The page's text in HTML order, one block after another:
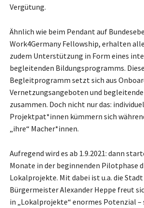
Vergütung.
Ähnlich wie beim Pendant auf
Work4Germany Fellowship, erhalten
zudem Unterstützung in Form eines
begleitenden Bildungsprogramms.
Begleitprogramm setzt sich aus
Vernetzungsangeboten und
zusammen. Doch nicht nur das:
Projektpat*innen kümmern sich
„ihre“ Macher*innen.
Aufregend wird es ab 1.9.2021: dann
Monate in der beginnenden Pilotphase
Lokalprojekte. Mit dabei ist u.a. die Stadt
Bürgermeister Alexander Heppe freut
in „Lokalprojekte“ enormes Potenzial